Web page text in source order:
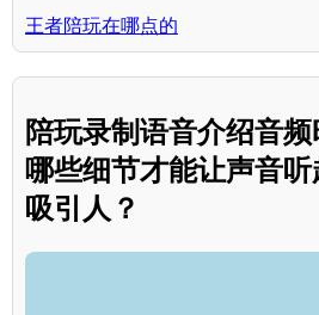
王者陪玩在哪点的
陪玩录制语音介绍音
哪些细节才能让声音听
吸引人？